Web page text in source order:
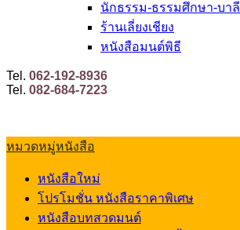
นักธรรม-ธรรมศึกษา-บาลี
ร้านเลี่ยงเชียง
หนังสือมนต์พิธี
Tel. 062-192-8936
Tel. 082-684-7223
หมวดหมู่หนังสือ
หนังสือใหม่
โปรโมชั่น หนังสือราคาพิเศษ
หนังสือบทสวดมนต์